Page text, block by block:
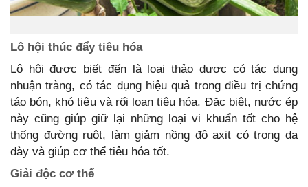
Lô hội thúc đẩy tiêu hóa
Lô hội được biết đến là loại thảo dược có tác dụng
nhuận tràng, có tác dụng hiệu quả trong điều trị chứng
táo bón, khó tiêu và rối loạn tiêu hóa. Đặc biệt, nước ép
này cũng giúp giữ lại những loại vi khuẩn tốt cho hệ
thống đường ruột, làm giảm nồng độ axit có trong dạ
dày và giúp cơ thể tiêu hóa tốt.
Giải độc cơ thể